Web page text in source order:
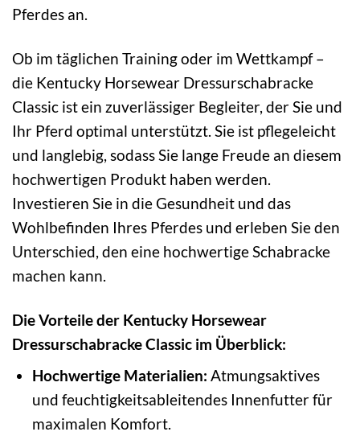
Pferdes an.
Ob im täglichen Training oder im Wettkampf –
die Kentucky Horsewear Dressurschabracke
Classic ist ein zuverlässiger Begleiter, der Sie und
Ihr Pferd optimal unterstützt. Sie ist pflegeleicht
und langlebig, sodass Sie lange Freude an diesem
hochwertigen Produkt haben werden.
Investieren Sie in die Gesundheit und das
Wohlbefinden Ihres Pferdes und erleben Sie den
Unterschied, den eine hochwertige Schabracke
machen kann.
Die Vorteile der Kentucky Horsewear
Dressurschabracke Classic im Überblick:
Hochwertige Materialien: Atmungsaktives
und feuchtigkeitsableitendes Innenfutter für
maximalen Komfort.